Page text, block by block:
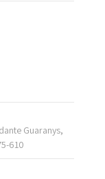
Guaranys,
610